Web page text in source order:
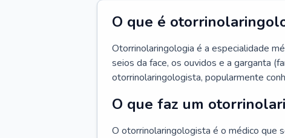
O que é
Otorrinolaringologia é a especialidade
seios da face, os ouvidos e a garganta
otorrinolaringologista, popularmente
O que faz um
O otorrinolaringologista é o médico que